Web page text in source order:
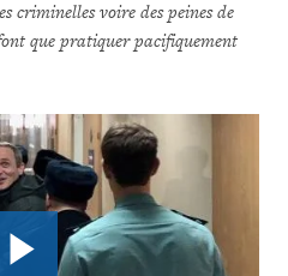
criminelles voire des peines de
que pratiquer pacifiquement